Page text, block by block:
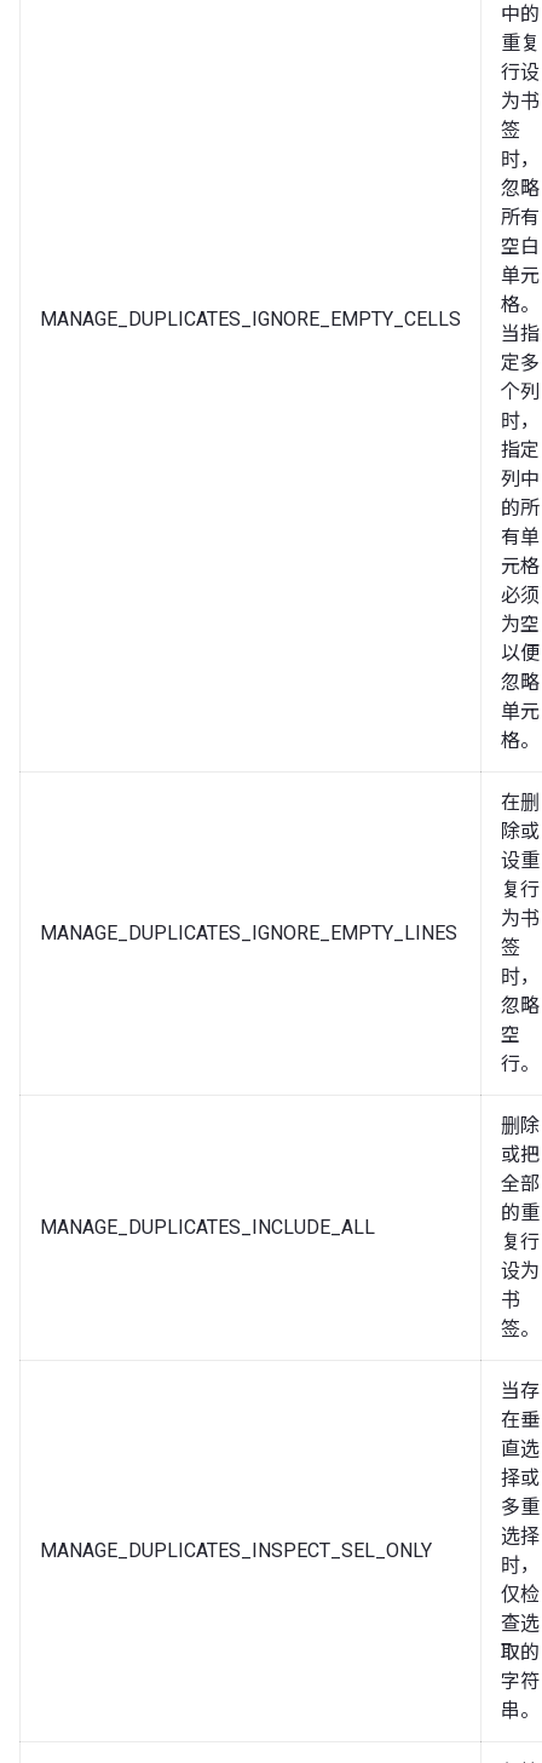
MANAGE_DUPLICATES_IGNORE_EMPTY_CELLS
中的
重复
行设
为书
签
时，
忽略
所有
空白
单元
格。
当指
定多
个列
时，
指定
列中
的所
有单
元格
必须
为空
以便
忽略
单元
格。
MANAGE_DUPLICATES_IGNORE_EMPTY_LINES
在删
除或
设重
复行
为书
签
时，
忽略
空
行。
MANAGE_DUPLICATES_INCLUDE_ALL
删除
或把
全部
的重
复行
设为
书
签。
MANAGE_DUPLICATES_INSPECT_SEL_ONLY
当存
在垂
直选
择或
多重
选择
时，
仅检
查选
取的
字符
串。